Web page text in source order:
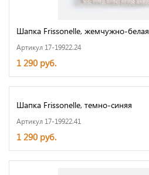
Шапка Frissonelle, жемчужно-белая
Артикул 17-19922.24
1 290 руб.
Шапка Frissonelle, темно-синяя
Артикул 17-19922.41
1 290 руб.